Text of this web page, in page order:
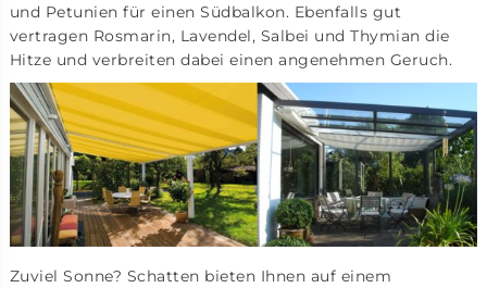
und Petunien für einen Südbalkon. Ebenfalls gut
vertragen Rosmarin, Lavendel, Salbei und Thymian die
Hitze und verbreiten dabei einen angenehmen Geruch.
Zuviel Sonne? Schatten bieten Ihnen auf einem